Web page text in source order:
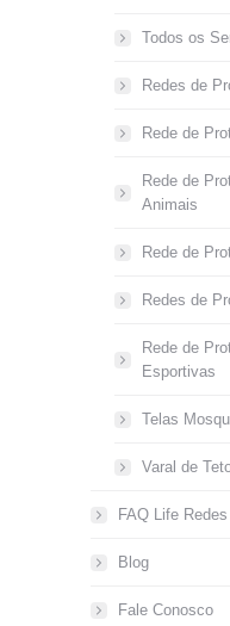
Todos os
Redes de
Rede de
Rede de
Animais
Rede de
Redes de
Rede de
Esportivas
Telas
Varal de
FAQ Life Redes
Blog
Fale Conosco